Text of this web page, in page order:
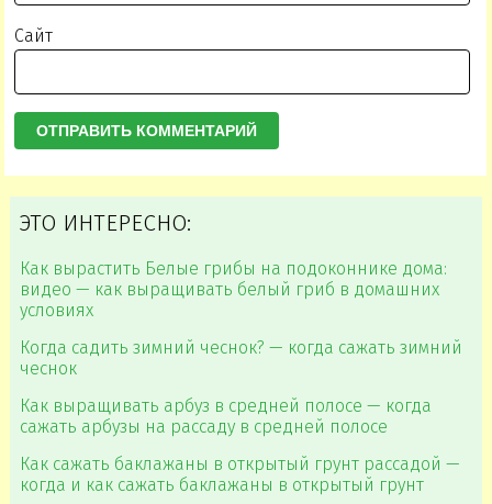
Сайт
ЭТО ИНТЕРЕСНО:
Как вырастить Белые грибы на подоконнике дома:
видео — как выращивать белый гриб в домашних
условиях
Когда садить зимний чеснок? — когда сажать зимний
чеснок
Как выращивать арбуз в средней полосе — когда
сажать арбузы на рассаду в средней полосе
Как сажать баклажаны в открытый грунт рассадой —
когда и как сажать баклажаны в открытый грунт